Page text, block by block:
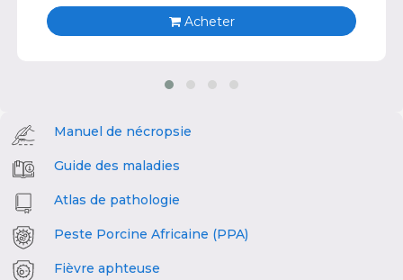
Acheter
Manuel de nécropsie
Guide des maladies
Atlas de pathologie
Peste Porcine Africaine (PPA)
Fièvre aphteuse